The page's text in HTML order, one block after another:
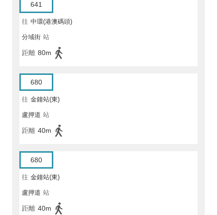
641
往 中環(港澳碼頭)
分域街 站
距離 80m
680
往 金鐘站(東)
盧押道 站
距離 40m
680
往 金鐘站(東)
盧押道 站
距離 40m